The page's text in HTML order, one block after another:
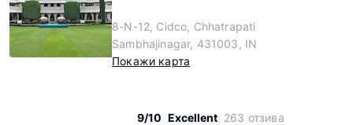
8-N-12, Cidco, Chhatrapati
Sambhajinagar, 431003, IN
Покажи карта
9/10 Excellent 263 отзива